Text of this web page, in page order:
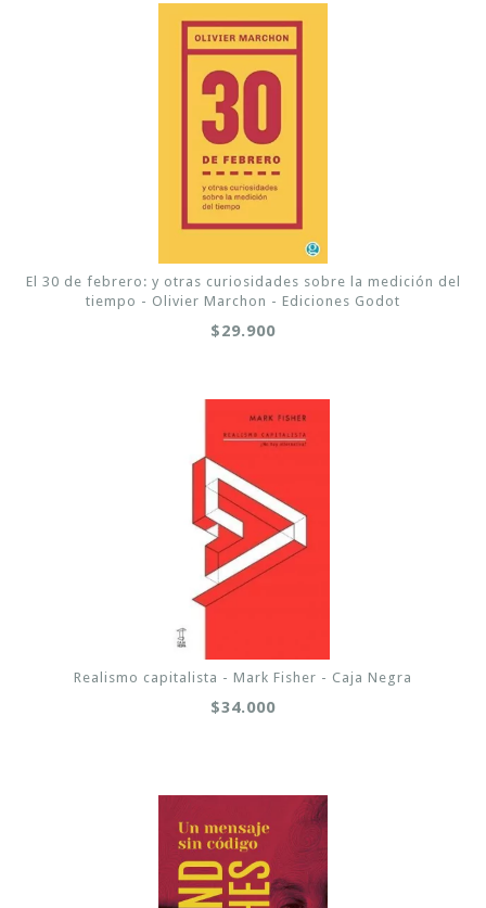
El 30 de febrero: y otras curiosidades sobre la medición del
tiempo - Olivier Marchon - Ediciones Godot
$29.900
Realismo capitalista - Mark Fisher - Caja Negra
$34.000